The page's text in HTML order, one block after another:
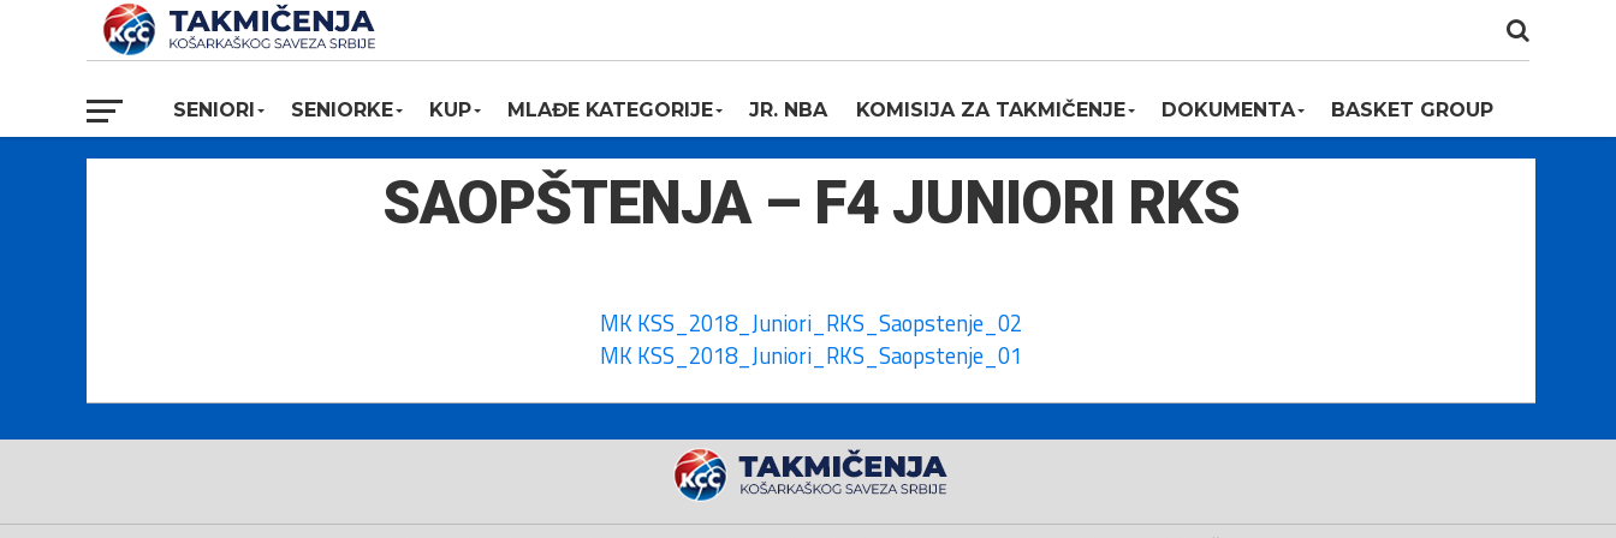
SENIORI SENIORKE KUP MLAĐE KATEGORIJE JR. NBA KOMISIJA ZA TAKMIČENJE DOKUMENTA BASKET GROUP
SAOPŠTENJA – F4 JUNIORI RKS
MK KSS_2018_Juniori_RKS_Saopstenje_02
MK KSS_2018_Juniori_RKS_Saopstenje_01